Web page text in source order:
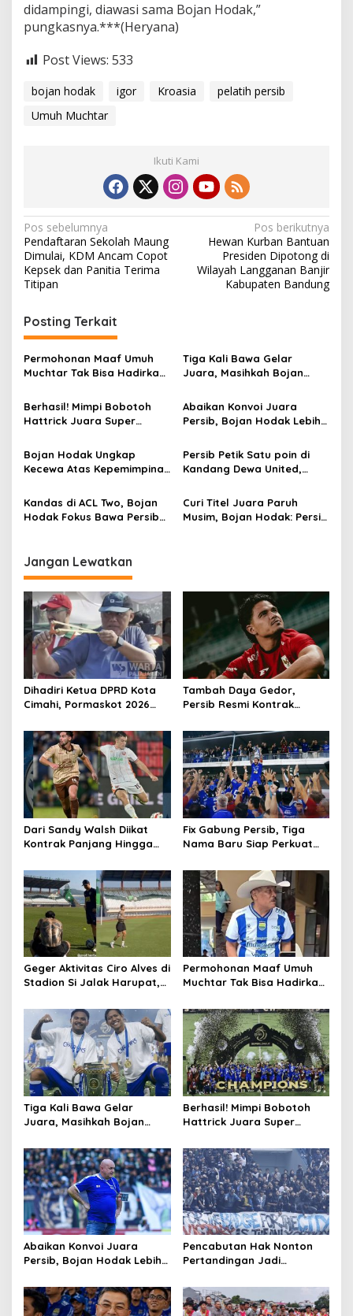
didampingi, diawasi sama Bojan Hodak,”
pungkasnya.***(Heryana)
Post Views: 533
bojan hodak igor Kroasia
pelatih persib
Umuh Muchtar
Ikuti Kami
N
a
v
g
a
s
p
o
s
Pos sebelumnya
Pendaftaran Sekolah Maung
Dimulai, KDM Ancam Copot
Kepsek dan Panitia Terima
Titipan
Pos berikutnya
Hewan Kurban Bantuan
Presiden Dipotong di
Wilayah Langganan Banjir
Kabupaten Bandung
Posting Terkait
Permohonan Maaf Umuh
Muchtar Tak Bisa Hadirkan
Hiburan, Ini Alasannya
Tiga Kali Bawa Gelar
Juara, Masihkah Bojan
Depan?
Berhasil! Mimpi Bobotoh
Hattrick Juara Super
Abaikan Konvoi Juara
Persib, Bojan Hodak Lebih
Persijap
Bojan Hodak Ungkap
Kecewa Atas Kepemimpinan
Persib
Persib Petik Satu poin di
Kandang Dewa United,
Keputusan Wasit
Kandas di ACL Two, Bojan
Hodak Fokus Bawa Persib
Curi Titel Juara Paruh
Musim, Bojan Hodak: Persib
Jangan Lewatkan
Dihadiri Ketua DPRD Kota
Cimahi, Pormaskot 2026
Ribuan Warga
Tambah Daya Gedor,
Persib Resmi Kontrak
Tahun
Dari Sandy Walsh Diikat
Kontrak Panjang Hingga
Berkostum Persib
Fix Gabung Persib, Tiga
Nama Baru Siap Perkuat
2026/27
Geger Aktivitas Ciro Alves di
Stadion Si Jalak Harupat,
Permohonan Maaf Umuh
Muchtar Tak Bisa Hadirkan
Hiburan, Ini Alasannya
Tiga Kali Bawa Gelar
Juara, Masihkah Bojan
Depan?
Berhasil! Mimpi Bobotoh
Hattrick Juara Super
Abaikan Konvoi Juara
Persib, Bojan Hodak Lebih
Persijap
Pencabutan Hak Nonton
Pertandingan Jadi
Jabar Terhadap Supporter
Pelanggar Aturan